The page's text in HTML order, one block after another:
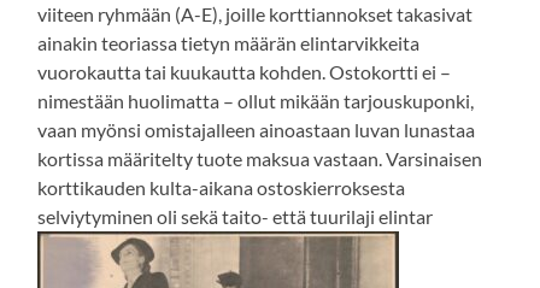
viiteen ryhmään (A-E), joille korttiannokset takasivat
ainakin teoriassa tietyn määrän elintarvikkeita
vuorokautta tai kuukautta kohden. Ostokortti ei –
nimestään huolimatta – ollut mikään tarjouskuponki,
vaan myönsi omistajalleen ainoastaan luvan lunastaa
kortissa määritelty tuote maksua vastaan. Varsinaisen
korttikauden kulta-aikana ostoskierroksesta
selviytyminen oli sekä taito- että tuurilaji elintar